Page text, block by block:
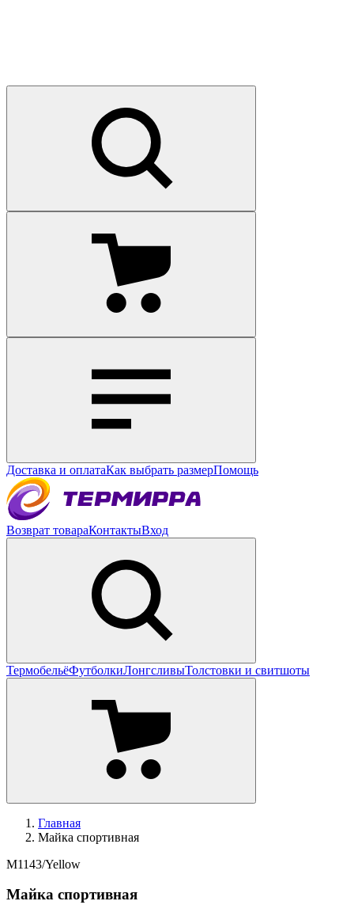
Доставка и оплатаКак выбрать размерПомощь
Возврат товараКонтактыВход
ТермобельёФутболкиЛонгсливыТолстовки и свитшоты
Главная
Майка спортивная
M1143/Yellow
Майка спортивная